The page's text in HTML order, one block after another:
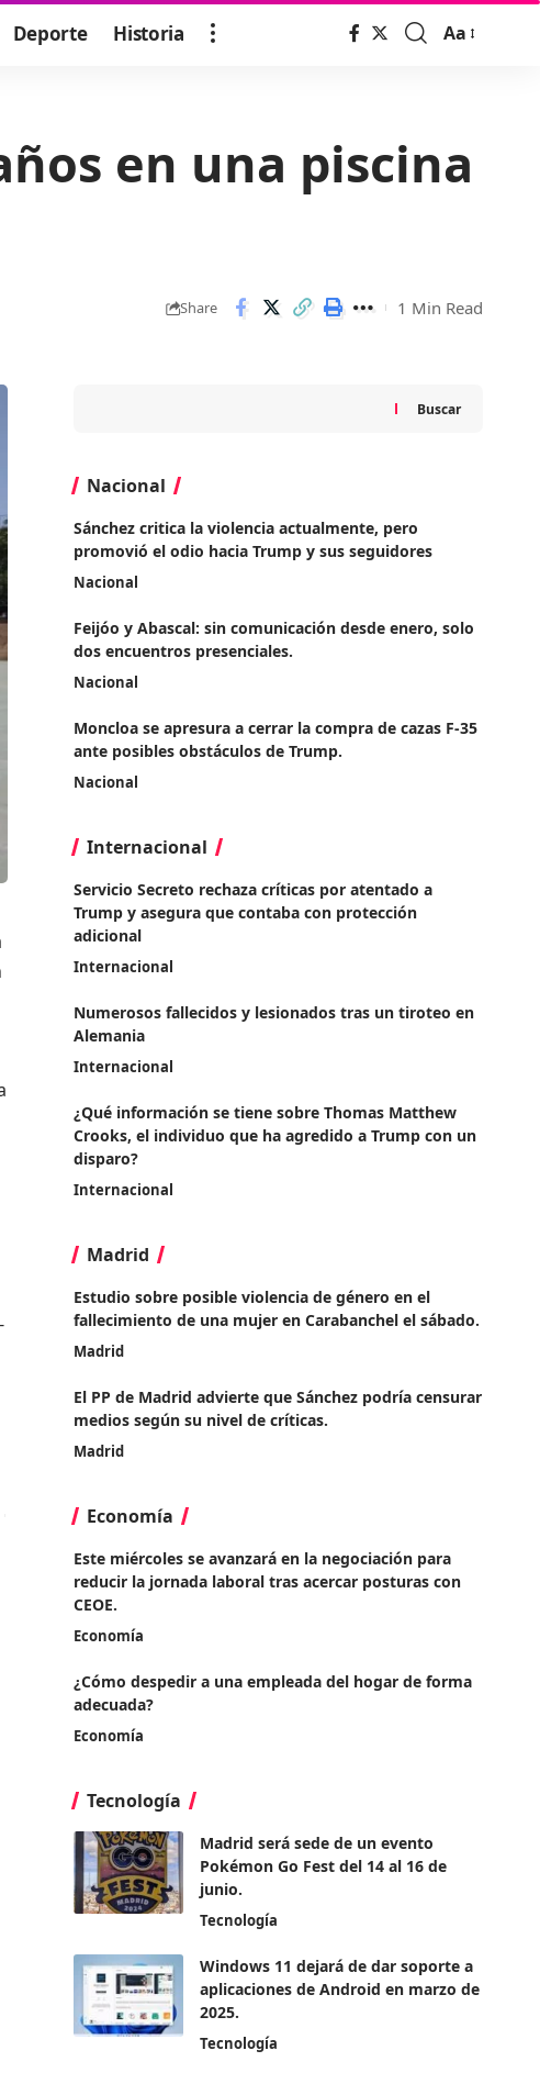
Deporte Historia
Font
Aa
en una piscina
Share 1 Min Read
Buscar
Nacional
Sánchez critica la violencia actualmente, pero
promovió el odio hacia Trump y sus seguidores
Nacional
Feijóo y Abascal: sin comunicación desde enero, solo
dos encuentros presenciales.
Nacional
Moncloa se apresura a cerrar la compra de cazas F-35
ante posibles obstáculos de Trump.
Nacional
Internacional
Servicio Secreto rechaza críticas por atentado a
Trump y asegura que contaba con protección
adicional
Internacional
Numerosos fallecidos y lesionados tras un tiroteo en
Alemania
Internacional
¿Qué información se tiene sobre Thomas Matthew
Crooks, el individuo que ha agredido a Trump con un
disparo?
Internacional
Madrid
Estudio sobre posible violencia de género en el
fallecimiento de una mujer en Carabanchel el sábado.
Madrid
El PP de Madrid advierte que Sánchez podría censurar
medios según su nivel de críticas.
Madrid
Economía
Este miércoles se avanzará en la negociación para
reducir la jornada laboral tras acercar posturas con
CEOE.
Economía
¿Cómo despedir a una empleada del hogar de forma
adecuada?
Economía
Tecnología
Madrid será sede de un evento
Pokémon Go Fest del 14 al 16 de
junio.
Tecnología
Windows 11 dejará de dar soporte a
aplicaciones de Android en marzo de
2025.
Tecnología